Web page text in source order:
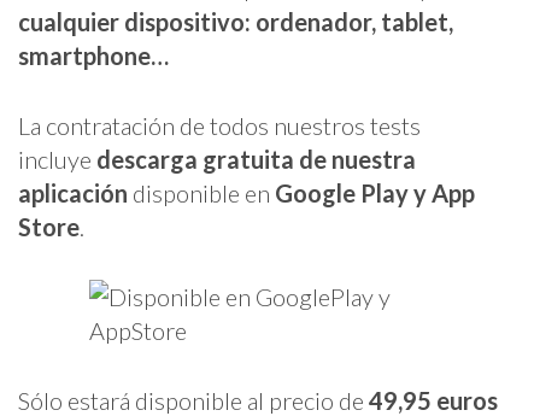
cualquier dispositivo: ordenador, tablet,
smartphone…
La contratación de todos nuestros tests
incluye descarga gratuita de nuestra
aplicación disponible en Google Play y App
Store
Sólo estará disponible al precio de 49,95 euros